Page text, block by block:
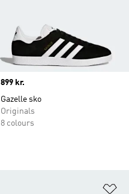
Price
899 kr.
Gazelle sko
Originals
8 colours